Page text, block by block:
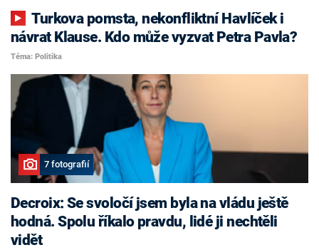
Turkova pomsta, nekonfliktní Havlíček i
návrat Klause. Kdo může vyzvat Petra Pavla?
Téma: Politika
7 fotografií
Decroix: Se svoločí jsem byla na vládu ještě
hodná. Spolu říkalo pravdu, lidé ji nechtěli
vidět